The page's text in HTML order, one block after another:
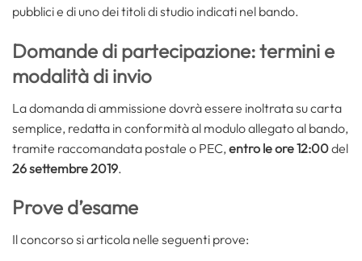
pubblici e di uno dei titoli di studio indicati nel bando.
Domande di partecipazione: termini e
modalità di invio
La domanda di ammissione dovrà essere inoltrata su carta
semplice, redatta in conformità al modulo allegato al bando,
tramite raccomandata postale o PEC, entro le ore 12:00del
26 settembre 2019.
Prove d’esame
Il concorso si articola nelle seguenti prove: